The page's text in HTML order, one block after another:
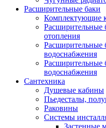
Расширительные баки
Комплектующие
Расширительные
отопления
Расширительные
водоснабжения
Расширительные
водоснабжения
Сантехника
Душевые кабины
Пьедесталы,
Раковины
Системы
Застенные